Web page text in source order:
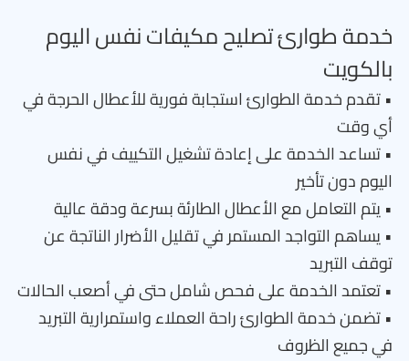
خدمة طوارئ تصليح مكيفات نفس اليوم
بالكويت
• تقدم خدمة الطوارئ استجابة فورية للأعطال الحرجة في
أي وقت
• تساعد الخدمة على إعادة تشغيل التكييف في نفس
اليوم دون تأخير
• يتم التعامل مع الأعطال الطارئة بسرعة ودقة عالية
• يساهم التواجد المستمر في تقليل الأضرار الناتجة عن
توقف التبريد
• تعتمد الخدمة على فحص شامل حتى في أصعب الحالات
• تضمن خدمة الطوارئ راحة العملاء واستمرارية التبريد
في جميع الظروف